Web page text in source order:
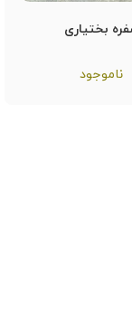
بختیاری
ناموجود